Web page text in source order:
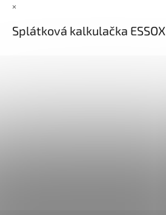
×
Splátková kalkulačka ESSOX